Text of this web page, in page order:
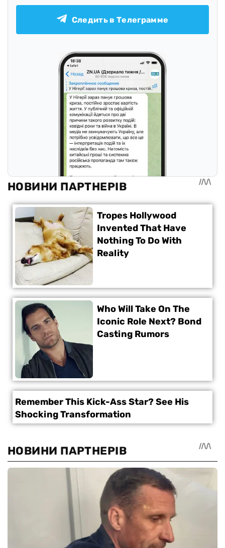
Следить в Телеграмме